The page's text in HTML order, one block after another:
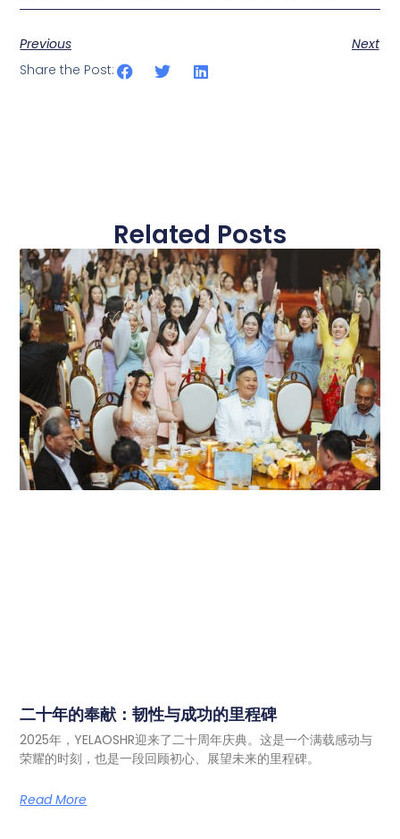
Previous
Next
Share the Post:
Related Posts
二十年的奉献：韧性与成功的里程碑
2025年，YELAOSHR迎来了二十周年庆典。这是一个满载感动与
荣耀的时刻，也是一段回顾初心、展望未来的里程碑。
Read More